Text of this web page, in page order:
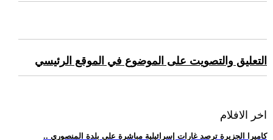
التعليق والتصويت على الموضوع في الموقع الرئيسي
اخر الافلام
.. كاميرا الجزيرة ترصد غارات إسرائيلية مباشرة على بلدة المنصوري